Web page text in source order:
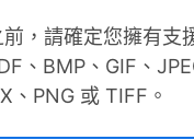
前，請確定您擁有支
、BMP、GIF、
、PNG 或 TIFF。